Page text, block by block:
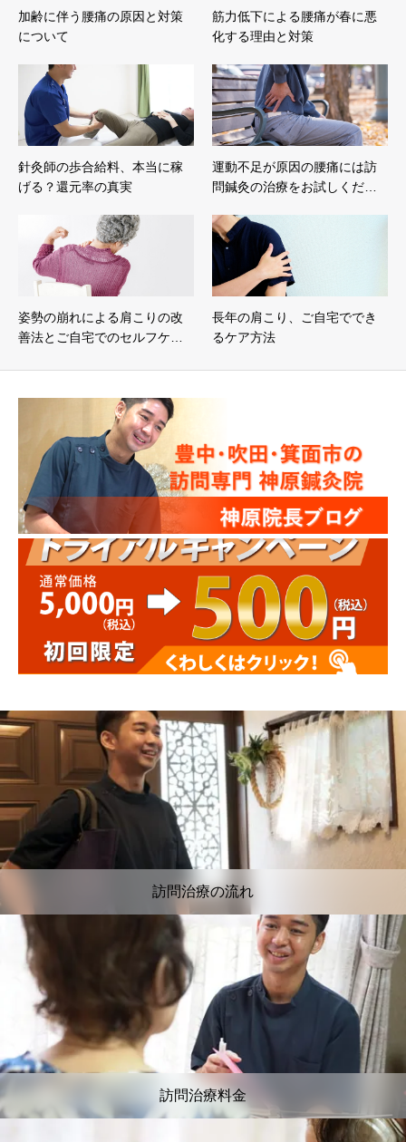
加齢に伴う腰痛の原因と対策
について
筋力低下による腰痛が春に悪
化する理由と対策
針灸師の歩合給料、本当に稼
げる？還元率の真実
運動不足が原因の腰痛には訪
問鍼灸の治療をお試しくだ…
姿勢の崩れによる肩こりの改
善法とご自宅でのセルフケ…
長年の肩こり、ご自宅ででき
るケア方法
訪問治療の流れ
訪問治療料金